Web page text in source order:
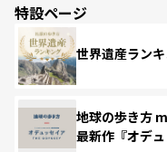
特設ページ
世界遺産ラン
地球の歩き方
最新作『オデュ